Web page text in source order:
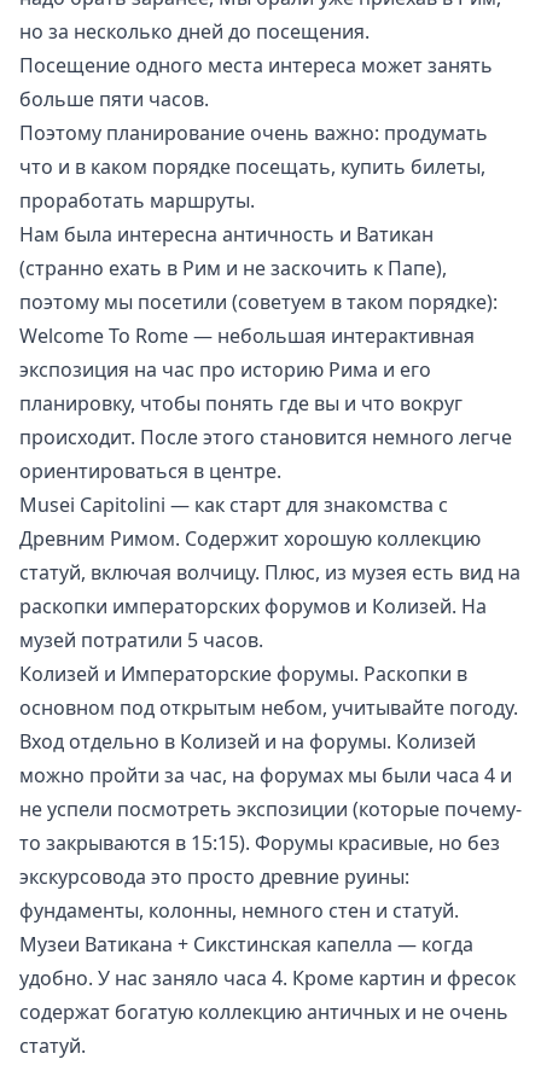
но за несколько дней до посещения.
Посещение одного места интереса может занять
больше пяти часов.
Поэтому планирование очень важно: продумать
что и в каком порядке посещать, купить билеты,
проработать маршруты.
Нам была интересна античность и Ватикан
(странно ехать в Рим и не заскочить к Папе),
поэтому мы посетили (советуем в таком порядке):
Welcome To Rome— небольшая интерактивная
экспозиция на час про историю Рима и его
планировку, чтобы понять где вы и что вокруг
происходит. После этого становится немного легче
ориентироваться в центре.
Musei Capitolini — как старт для знакомства с
Древним Римом. Содержит хорошую коллекцию
статуй, включая волчицу. Плюс, из музея есть вид на
раскопки императорских форумов и Колизей. На
музей потратили 5 часов.
Колизей и Императорские форумы. Раскопки в
основном под открытым небом, учитывайте погоду.
Вход отдельно в Колизей и на форумы. Колизей
можно пройти за час, на форумах мы были часа 4 и
не успели посмотреть экспозиции (которые почему-
то закрываются в 15:15). Форумы красивые, но без
экскурсовода это просто древние руины:
фундаменты, колонны, немного стен и статуй.
Музеи Ватикана + Сикстинская капелла — когда
удобно. У нас заняло часа 4. Кроме картин и фресок
содержат богатую коллекцию античных и не очень
статуй.